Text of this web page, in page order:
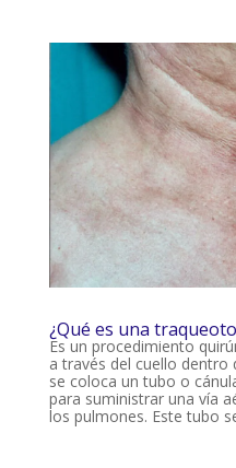
¿Qué es una
Es un procedimiento
a través del cuello dentro
se coloca un tubo o
para suministrar una vía
los pulmones. Este tubo